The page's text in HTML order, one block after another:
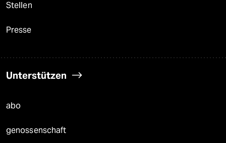
Stellen
Presse
Unterstützen
abo
genossenschaft